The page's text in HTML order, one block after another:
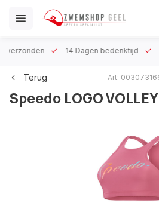
verzonden 14 Dagen bedenktijd
Terug Art:
Speedo LOGO